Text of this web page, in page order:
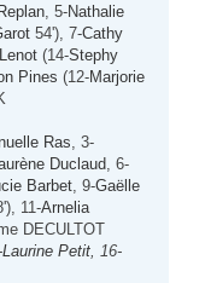
, 5-Nathalie
54'), 7-Cathy
(14-Stephy
Pines (12-Marjorie
Ras , 3-
Duclaud , 6-
Barbet , 9-Gaëlle
11-Arnelia
DECULTOT
Laurine Petit , 16-